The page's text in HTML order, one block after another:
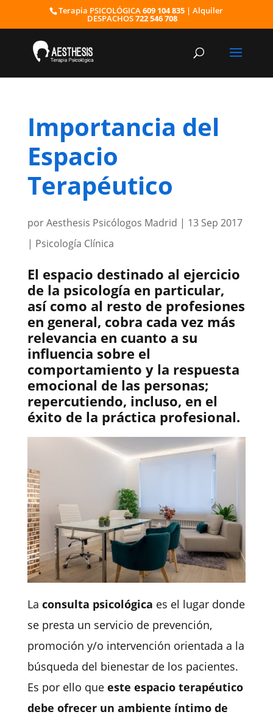
Terapia PSICOLÓGICA609 104 835 | Alquiler
DESPACHOS722 546 708
Importancia del
Espacio
Terapéutico
porAesthesis Psicólogos Madrid | 13 Sep 2017
| Psicología Clínica
El espacio destinado al ejercicio
de la psicología en particular,
así como al resto de profesiones
en general, cobra cada vez más
relevancia en cuanto a su
influencia sobre el
comportamiento y la respuesta
emocional de las personas;
repercutiendo, incluso, en el
éxito de la práctica profesional.
La consulta psicológica es el lugar donde
se presta un servicio de prevención,
promoción y/o intervención orientada a la
búsqueda del bienestar de los pacientes.
Es por ello que este espacio terapéutico
debe ofrecer un ambiente íntimo de